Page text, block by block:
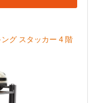
グ スタッカー 4 階